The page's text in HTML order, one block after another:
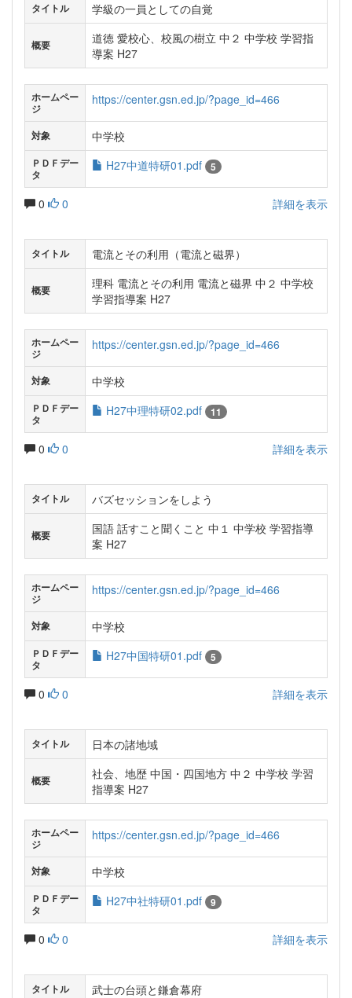
タイトル 学級の一員としての自覚
概要
道徳 愛校心、校風の樹立 中２ 中学校 学習指
導案 H27
ホームペー
ジ
https://center.gsn.ed.jp/?page_id=466
対象 中学校
ＰＤＦデー
タ
H27中道特研01.pdf 5
0 0 詳細を表示
タイトル 電流とその利用（電流と磁界）
概要
理科 電流とその利用 電流と磁界 中２ 中学校
学習指導案 H27
ホームペー
ジ
https://center.gsn.ed.jp/?page_id=466
対象 中学校
ＰＤＦデー
タ
H27中理特研02.pdf 11
0 0 詳細を表示
タイトル バズセッションをしよう
概要
国語 話すこと聞くこと 中１ 中学校 学習指導
案 H27
ホームペー
ジ
https://center.gsn.ed.jp/?page_id=466
対象 中学校
ＰＤＦデー
タ
H27中国特研01.pdf 5
0 0 詳細を表示
タイトル 日本の諸地域
概要
社会、地歴 中国・四国地方 中２ 中学校 学習
指導案 H27
ホームペー
ジ
https://center.gsn.ed.jp/?page_id=466
対象 中学校
ＰＤＦデー
タ
H27中社特研01.pdf 9
0 0 詳細を表示
タイトル 武士の台頭と鎌倉幕府